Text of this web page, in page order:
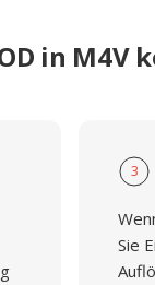
in M4V
3
Sie